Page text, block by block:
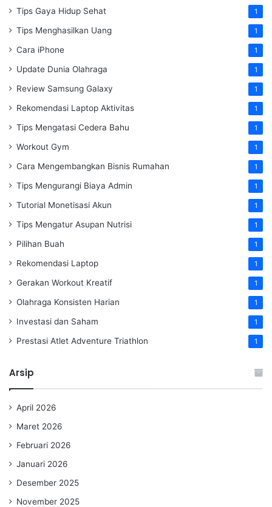
Tips Gaya Hidup Sehat 1
Tips Menghasilkan Uang 1
Cara iPhone 1
Update Dunia Olahraga 1
Review Samsung Galaxy 1
Rekomendasi Laptop Aktivitas 1
Tips Mengatasi Cedera Bahu 1
Workout Gym 1
Cara Mengembangkan Bisnis Rumahan 1
Tips Mengurangi Biaya Admin 1
Tutorial Monetisasi Akun 1
Tips Mengatur Asupan Nutrisi 1
Pilihan Buah 1
Rekomendasi Laptop 1
Gerakan Workout Kreatif 1
Olahraga Konsisten Harian 1
Investasi dan Saham 1
Prestasi Atlet Adventure Triathlon 1
Arsip
April 2026
Maret 2026
Februari 2026
Januari 2026
Desember 2025
November 2025